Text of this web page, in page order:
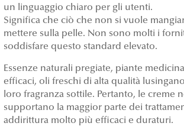
un linguaggio chiaro per gli utenti.
Significa che ciò che non si vuole
mettere sulla pelle. Non sono molti i
soddisfare questo standard elevato.
Essenze naturali pregiate, piante
efficaci, oli freschi di alta qualità
loro fragranza sottile. Pertanto, le creme
supportano la maggior parte dei
addirittura molto più efficaci e duraturi.